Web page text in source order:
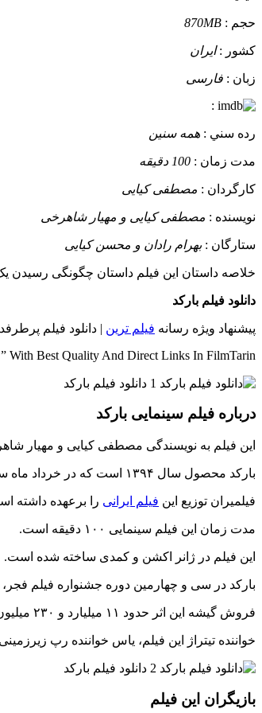
حجم : 870MB
کشور :ایران
زبان : فارسی
:
رده سني : همه سنین
مدت زمان : 100 دقیقه
کارگردان : مصطفی کیایی
نويسنده : مصطفی کیایی و مهیار شاهرخی
ستارگان :بهرام رادان و محسن کیایی
خلاصه داستان این فیلم داستان چگونگی رسیدن
دانلود فیلم بارکد
پیشنهاد ویژه رسانه فیلم ترین | دانلود فیلم
With Best Quality And Direct Links In FilmTarin
درباره فیلم سینمایی بارکد
این فیلم به نویسندگی مصطفی کیایی و مهیار
بارکد محصول سال ۱۳۹۴ است که در خرداد ماه سال ۱۳۹۵ اکران شده است.
فیلمیران توزیع این فیلم ایرانی را برعهده داشته
مدت زمان این فیلم سینمایی ۱۰۰ دقیقه است.
این فیلم در ژانر اکشن و کمدی ساخته شده است.
بارکد در سی و چهارمین دوره جشنواره فیلم فجر،
فروش گیشه این اثر حدود ۱۱ میلیارد و ۲۳۰ میلیون تومان بوده است.
خواننده تیتراژ این فیلم، یاس خواننده رپ
بازیگران این فیلم